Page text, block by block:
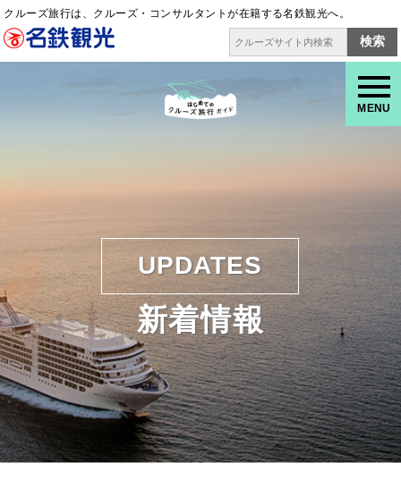
クルーズ旅行は、クルーズ・コンサルタントが在籍する名鉄観光へ。
検索
MENU
UPDATES
新着情報